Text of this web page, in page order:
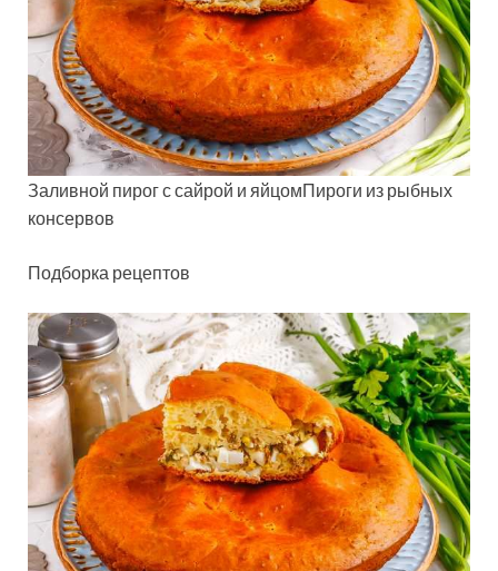
Заливной пирог с сайрой и яйцомПироги из рыбных
консервов
Подборка рецептов